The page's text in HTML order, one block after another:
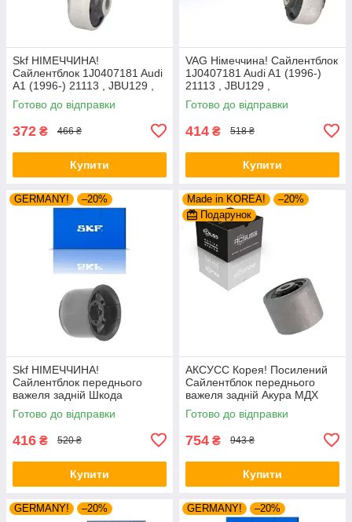
Skf НІМЕЧЧИНА!
Сайлентблок 1J0407181 Audi
A1 (1996-) 21113 , JBU129 ,
VKDS331001
Готово до відправки
372 ₴ 466 ₴
Купити
VAG Німеччина! Сайлентблок
1J0407181 Audi A1 (1996-)
21113 , JBU129 ,
VKDS331001
Готово до відправки
414 ₴ 518 ₴
Купити
GERMANY! –20%
Skf НІМЕЧЧИНА!
Сайлентблок переднього
важеля задній Шкода
Румстер (2006-). 34559 ,
JBU602 , VKDS331037
Готово до відправки
416 ₴ 520 ₴
Купити
Made in KOREA!
–20%
Подарунок
АКСУСС Корея! Посилений
Сайлентблок переднього
важеля задній Акура МДХ
(2004-). Нижній. HAB-PLB
Готово до відправки
754 ₴ 943 ₴
Купити
GERMANY! –20% GERMANY! –20%